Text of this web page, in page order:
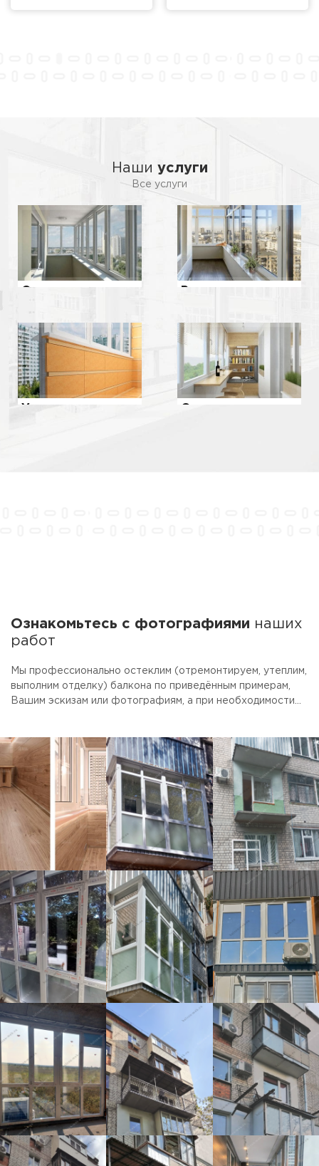
Наши услуги
Все услуги
Ознакомьтесь с фотографиями наших
работ
Мы профессионально остеклим (отремонтируем, утеплим,
выполним отделку) балкона по приведённым примерам,
Вашим эскизам или фотографиям, а при необходимости
(эконом, вариант "цена-качество" и премиум) с
включением в перечень работ Ваших индивидуальных
пожеланий. Очень надеемся, что Вам понравится наш
подход к делу и качество выполненной работы!